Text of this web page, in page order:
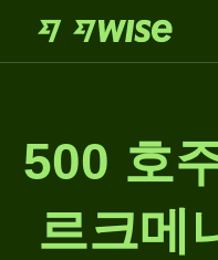
500 호
르크메